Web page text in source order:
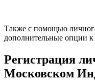
Также с помощью
дополнительные опции
Регистрация
Московском